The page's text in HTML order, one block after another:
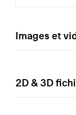
Images et
2D & 3D